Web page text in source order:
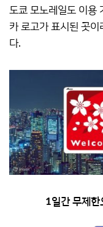
도쿄 모노레일도 이용
카 로고가 표시된 곳이
다.
1일간 무제한